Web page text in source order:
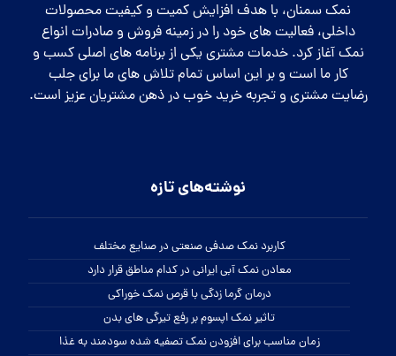
نمک سمنان، با هدف افزایش کمیت و کیفیت محصولات
داخلی، فعالیت های خود را در زمینه فروش و صادرات انواع
نمک آغاز کرد. خدمات مشتری یکی از برنامه های اصلی کسب و
کار ما است و بر این اساس تمام تلاش های ما برای جلب
رضایت مشتری و تجربه خرید خوب در ذهن مشتریان عزیز است.
نوشته‌های تازه
کاربرد نمک صدفی صنعتی در صنایع مختلف
معادن نمک آبی ایرانی در کدام مناطق قرار دارد
درمان گرما زدگی با قرص نمک خوراکی
تاثیر نمک اپسوم بر رفع تیرگی های بدن
زمان مناسب برای افزودن نمک تصفیه شده سودمند به غذا